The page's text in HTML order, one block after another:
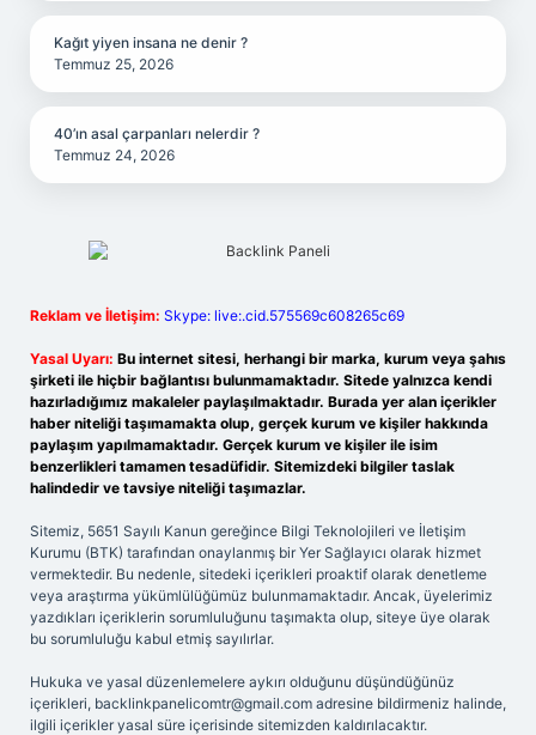
Kağıt yiyen insana ne denir ?
Temmuz 25, 2026
40’ın asal çarpanları nelerdir ?
Temmuz 24, 2026
Reklam ve İletişim: Skype: live:.cid.575569c608265c69
Yasal Uyarı: Bu internet sitesi, herhangi bir marka, kurum veya şahıs
şirketi ile hiçbir bağlantısı bulunmamaktadır. Sitede yalnızca kendi
hazırladığımız makaleler paylaşılmaktadır. Burada yer alan içerikler
haber niteliği taşımamakta olup, gerçek kurum ve kişiler hakkında
paylaşım yapılmamaktadır. Gerçek kurum ve kişiler ile isim
benzerlikleri tamamen tesadüfidir. Sitemizdeki bilgiler taslak
halindedir ve tavsiye niteliği taşımazlar.
Sitemiz, 5651 Sayılı Kanun gereğince Bilgi Teknolojileri ve İletişim
Kurumu (BTK) tarafından onaylanmış bir Yer Sağlayıcı olarak hizmet
vermektedir. Bu nedenle, sitedeki içerikleri proaktif olarak denetleme
veya araştırma yükümlülüğümüz bulunmamaktadır. Ancak, üyelerimiz
yazdıkları içeriklerin sorumluluğunu taşımakta olup, siteye üye olarak
bu sorumluluğu kabul etmiş sayılırlar.
Hukuka ve yasal düzenlemelere aykırı olduğunu düşündüğünüz
içerikleri, backlinkpanelicomtr@gmail.com adresine bildirmeniz halinde,
ilgili içerikler yasal süre içerisinde sitemizden kaldırılacaktır.